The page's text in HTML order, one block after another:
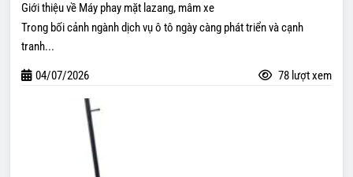
Giới thiệu về Máy phay mặt lazang, mâm xe
Trong bối cảnh ngành dịch vụ ô tô ngày càng phát triển và cạnh
tranh...
04/07/2026 78 lượt xem